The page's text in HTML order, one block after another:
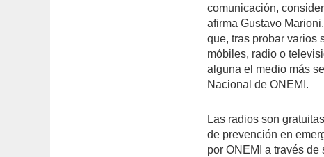
comunicación,
afirma Gustavo
que, tras probar varios
móbiles, radio o
alguna el medio más
Nacional de ONEMI.
Las radios son
de prevención en
por ONEMI a través de